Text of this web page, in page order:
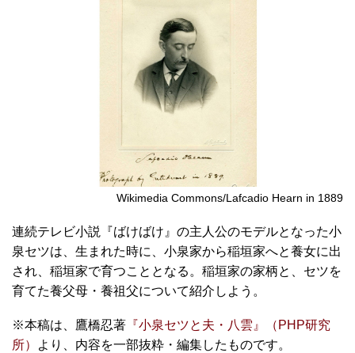
Wikimedia Commons/Lafcadio Hearn in 1889
連続テレビ小説『ばけばけ』の主人公のモデルとなった小
泉セツは、生まれた時に、小泉家から稲垣家へと養女に出
され、稲垣家で育つこととなる。稲垣家の家柄と、セツを
育てた養父母・養祖父について紹介しよう。
※本稿は、鷹橋忍著 『小泉セツと夫・八雲』（PHP研究
所）
より、内容を一部抜粋・編集したものです。